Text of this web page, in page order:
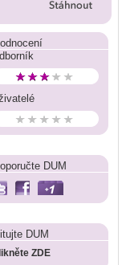
DUM
DUM
ZDE